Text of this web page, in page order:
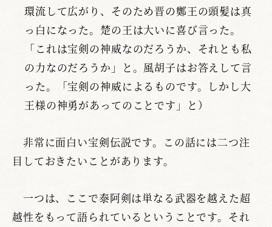
環流して広がり、そのため晋の鄭王の頭髪は真
っ白になった。楚の王は大いに喜び言った。
「これは宝剣の神威なのだろうか、それとも私
の力なのだろうか」と。風胡子はお答えして言
った。「宝剣の神威によるものです。しかし大
王様の神勇があってのことです」と）
非常に面白い宝剣伝説です。この話には二つ注
目しておきたいことがあります。
一つは、ここで泰阿剣は単なる武器を越えた超
越性をもって語られているということです。それ